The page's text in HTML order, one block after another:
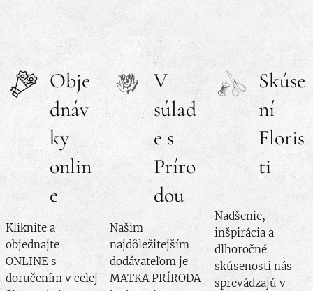
Obje
dnáv
ky
onlin
e
Kliknite a
objednajte
ONLINE s
doručením v celej
V
súlad
e s
Príro
dou
Našim
najdôležitejším
dodávateľom je
MATKA PRÍRODA
Skúse
ní
Floris
ti
Nadšenie,
inšpirácia a
dlhoročné
skúsenosti nás
sprevádzajú v